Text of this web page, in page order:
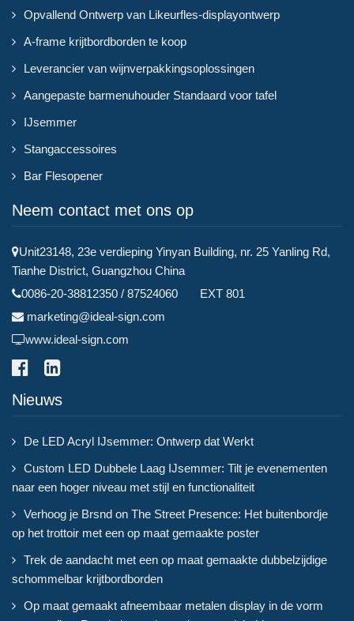
Opvallend Ontwerp van Likeurfles-displayontwerp
A-frame krijtbordborden te koop
Leverancier van wijnverpakkingsoplossingen
Aangepaste barmenuhouder Standaard voor tafel
IJsemmer
Stangaccessoires
Bar Flesopener
Neem contact met ons op
Unit23148, 23e verdieping Yinyan Building, nr. 25 Yanling Rd,
Tianhe District, Guangzhou China
0086-20-38812350 / 87524060 EXT 801
marketing@ideal-sign.com
www.ideal-sign.com
Nieuws
De LED Acryl IJsemmer: Ontwerp dat Werkt
Custom LED Dubbele Laag IJsemmer: Tilt je evenementen
naar een hoger niveau met stijl en functionaliteit
Verhoog je Brsnd on The Street Presence: Het buitenbordje
op het trottoir met een op maat gemaakte poster
Trek de aandacht met een op maat gemaakte dubbelzijdige
schommelbar krijtbordborden
Op maat gemaakt afneembaar metalen display in de vorm